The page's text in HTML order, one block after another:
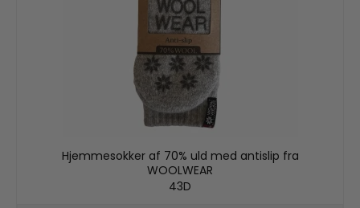
Hjemmesokker af 70% uld med antislip fra
WOOLWEAR
43D